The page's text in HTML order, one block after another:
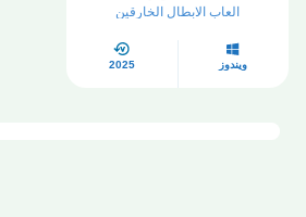
العاب الابطال الخارقين
ويندوز 2025